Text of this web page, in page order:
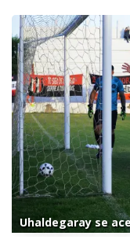
Uhaldegaray se